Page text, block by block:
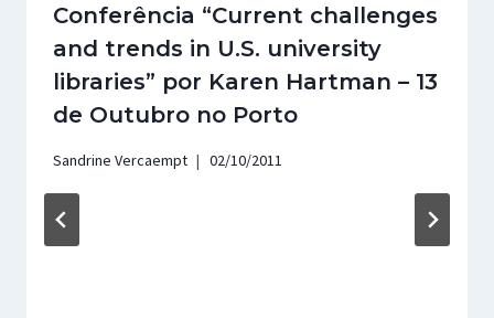
Conferência “Current challenges
and trends in U.S. university
libraries” por Karen Hartman – 13
de Outubro no Porto
Sandrine Vercaempt 02/10/2011